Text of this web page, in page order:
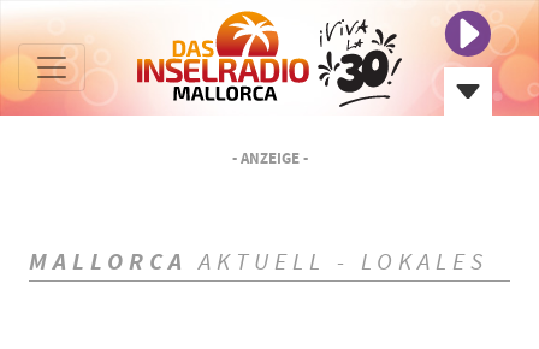
- ANZEIGE -
MALLORCA AKTUELL - LOKALES